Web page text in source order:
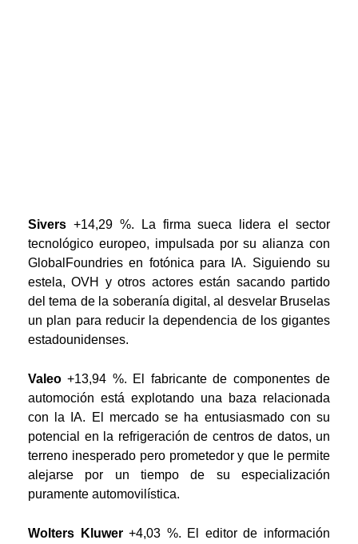
Sivers +14,29 %. La firma sueca lidera el sector
tecnológico europeo, impulsada por su alianza con
GlobalFoundries en fotónica para IA. Siguiendo su
estela, OVH y otros actores están sacando partido
del tema de la soberanía digital, al desvelar Bruselas
un plan para reducir la dependencia de los gigantes
estadounidenses.
Valeo+13,94 %. El fabricante de componentes de
automoción está explotando una baza relacionada
con la IA. El mercado se ha entusiasmado con su
potencial en la refrigeración de centros de datos, un
terreno inesperado pero prometedor y que le permite
alejarse por un tiempo de su especialización
puramente automovilística.
Wolters Kluwer+4,03 %. El editor de información